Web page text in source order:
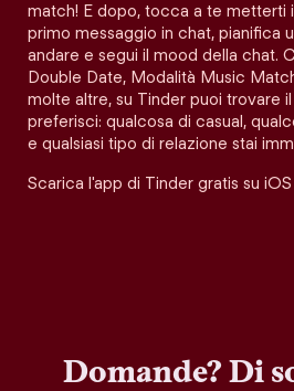
match! E dopo, tocca a te metterti
primo messaggio in chat, pianifica
andare e segui il mood della chat.
Double Date, Modalità Music
molte altre, su Tinder puoi trovare
preferisci: qualcosa di casual,
e qualsiasi tipo di relazione stai
Scarica l'app di Tinder gratis su
Domande? Di